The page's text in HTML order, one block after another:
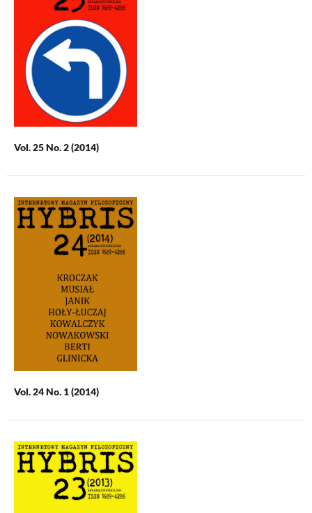
Vol. 25 No. 2 (2014)
Vol. 24 No. 1 (2014)